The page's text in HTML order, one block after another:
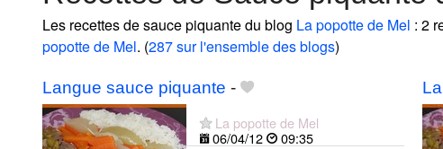
Les recettes de sauce piquante du blog La popotte de Mel : 2
popotte de Mel. (287 sur l'ensemble des blogs)
Langue sauce piquante -
La popotte de Mel
06/04/12
09:35